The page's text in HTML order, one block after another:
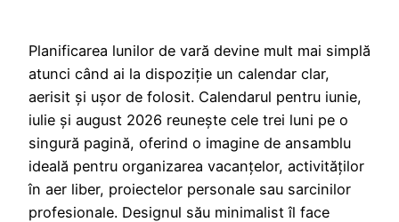
Planificarea lunilor de vară devine mult mai simplă
atunci când ai la dispoziție un calendar clar,
aerisit și ușor de folosit. Calendarul pentru iunie,
iulie și august 2026 reunește cele trei luni pe o
singură pagină, oferind o imagine de ansamblu
ideală pentru organizarea vacanțelor, activităților
în aer liber, proiectelor personale sau sarcinilor
profesionale. Designul său minimalist îl face